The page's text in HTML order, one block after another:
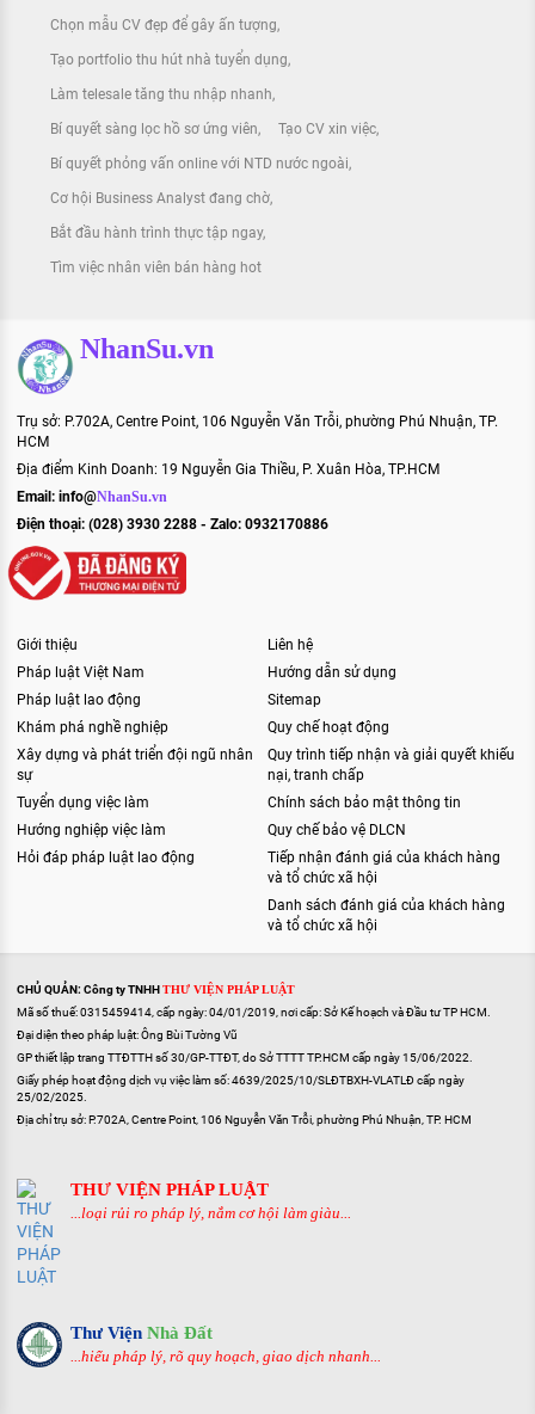
Chọn mẫu CV đẹp để gây ấn tượng
Tạo portfolio thu hút nhà tuyển dụng
Làm telesale tăng thu nhập nhanh
Bí quyết sàng lọc hồ sơ ứng viên Tạo CV xin việc
Bí quyết phỏng vấn online với NTD nước ngoài
Cơ hội Business Analyst đang chờ
Bắt đầu hành trình thực tập ngay
Tìm việc nhân viên bán hàng hot
NhanSu.vn
Trụ sở: P.702A, Centre Point, 106 Nguyễn Văn Trỗi, phường Phú Nhuận, TP.
HCM
Địa điểm Kinh Doanh: 19 Nguyễn Gia Thiều, P. Xuân Hòa, TP.HCM
Email: info@NhanSu.vn
Điện thoại: (028) 3930 2288 - Zalo: 0932170886
Giới thiệu
Pháp luật Việt Nam
Pháp luật lao động
Khám phá nghề nghiệp
Xây dựng và phát triển đội ngũ nhân
sự
Tuyển dụng việc làm
Hướng nghiệp việc làm
Hỏi đáp pháp luật lao động
Liên hệ
Hướng dẫn sử dụng
Sitemap
Quy chế hoạt động
Quy trình tiếp nhận và giải quyết khiếu
nại, tranh chấp
Chính sách bảo mật thông tin
Quy chế bảo vệ DLCN
Tiếp nhận đánh giá của khách hàng
và tổ chức xã hội
Danh sách đánh giá của khách hàng
và tổ chức xã hội
CHỦ QUẢN: Công ty TNHHTHƯ VIỆN PHÁP LUẬT
Mã số thuế: 0315459414, cấp ngày: 04/01/2019, nơi cấp: Sở Kế hoạch và Đầu tư TP HCM.
Đại diện theo pháp luật: Ông Bùi Tường Vũ
GP thiết lập trang TTĐTTH số 30/GP-TTĐT, do Sở TTTT TP.HCM cấp ngày 15/06/2022.
Giấy phép hoạt động dịch vụ việc làm số: 4639/2025/10/SLĐTBXH-VLATLĐ cấp ngày
25/02/2025.
Địa chỉ trụ sở: P.702A, Centre Point, 106 Nguyễn Văn Trỗi, phường Phú Nhuận, TP. HCM
THƯ VIỆN PHÁP LUẬT
...loại rủi ro pháp lý, nắm cơ hội làm giàu...
Thư Viện Nhà Đất
...hiểu pháp lý, rõ quy hoạch, giao dịch nhanh...